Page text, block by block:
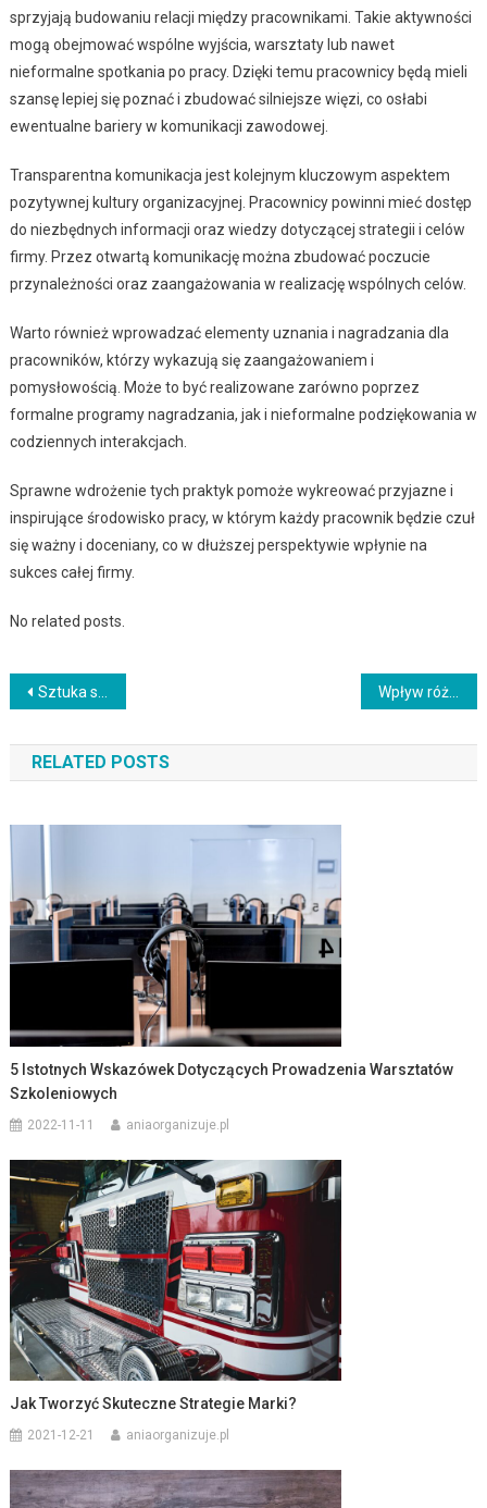
sprzyjają budowaniu relacji między pracownikami. Takie aktywności
mogą obejmować wspólne wyjścia, warsztaty lub nawet
nieformalne spotkania po pracy. Dzięki temu pracownicy będą mieli
szansę lepiej się poznać i zbudować silniejsze więzi, co osłabi
ewentualne bariery w komunikacji zawodowej.
Transparentna komunikacja jest kolejnym kluczowym aspektem
pozytywnej kultury organizacyjnej. Pracownicy powinni mieć dostęp
do niezbędnych informacji oraz wiedzy dotyczącej strategii i celów
firmy. Przez otwartą komunikację można zbudować poczucie
przynależności oraz zaangażowania w realizację wspólnych celów.
Warto również wprowadzać elementy uznania i nagradzania dla
pracowników, którzy wykazują się zaangażowaniem i
pomysłowością. Może to być realizowane zarówno poprzez
formalne programy nagradzania, jak i nieformalne podziękowania w
codziennych interakcjach.
Sprawne wdrożenie tych praktyk pomoże wykreować przyjazne i
inspirujące środowisko pracy, w którym każdy pracownik będzie czuł
się ważny i doceniany, co w dłuższej perspektywie wpłynie na
sukces całej firmy.
No related posts.
Nawigacja
wpisu
Sztuka skutecznego targetowania rynku konsumenckiego Wpływ różnorodności kulturowej na sukces organizacji
RELATED POSTS
5 Istotnych Wskazówek Dotyczących Prowadzenia Warsztatów
Szkoleniowych
2022-11-11 aniaorganizuje.pl
Jak Tworzyć Skuteczne Strategie Marki?
2021-12-21 aniaorganizuje.pl